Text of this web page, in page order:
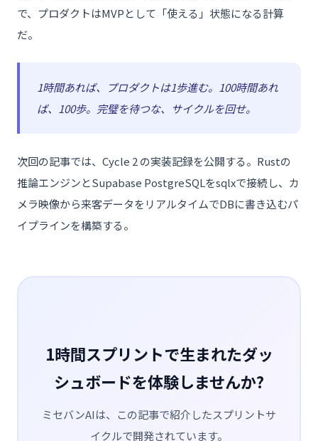
で、プロダクトはMVPとして「使える」状態になる計算
だ。
1時間あれば、プロダクトは1歩進む。100時間あれ
ば、100歩。完璧を待つな、サイクルを回せ。
次回の記事では、Cycle 2 の実装記録を公開する。Rustの
推論エンジンとSupabase PostgreSQLをsqlxで接続し、カ
メラ映像から来客データをリアルタイムでDBに書き込むパ
イプラインを構築する。
1時間スプリントで生まれたダッ
シュボードを体験しませんか?
ミセバンAIは、この記事で紹介したスプリントサ
イクルで開発されています。